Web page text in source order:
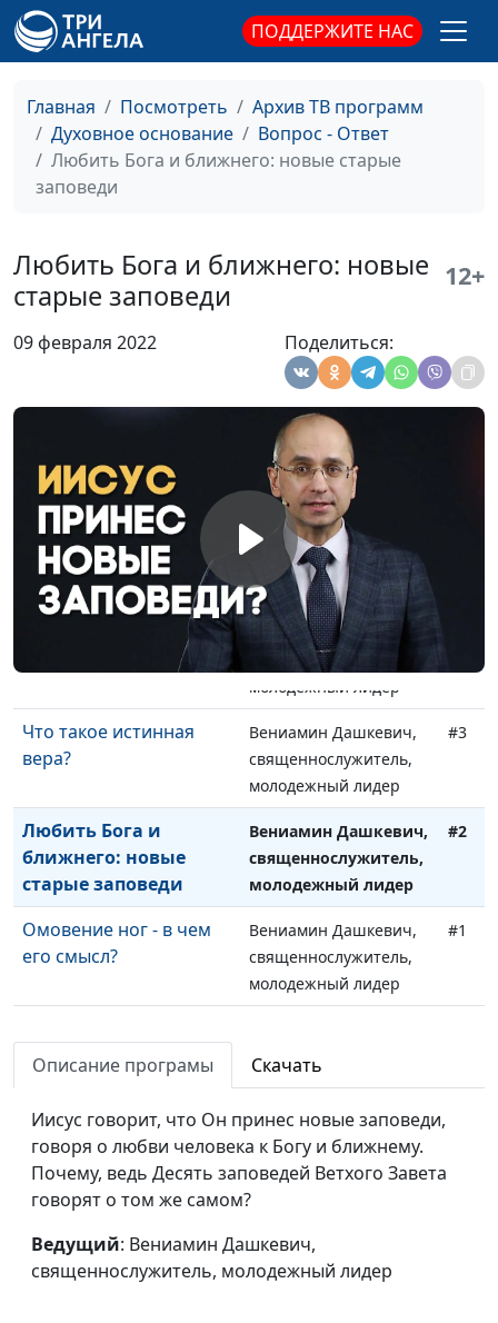
ПОДДЕРЖИТЕ НАС
Главная Посмотреть
Архив ТВ программ
Духовное основание
Вопрос - Ответ
Любить Бога и ближнего: новые старые
заповеди
Любить Бога и ближнего: новые
старые заповеди
12+
09 февраля 2022 Поделиться:
Мужья превосходят
своих жён?
Вениамин Дашкевич,
священнослужитель,
#10
Можно ли бояться и
любить Бога
одновременно?
Вениамин Дашкевич,
священнослужитель,
вместе с грешниками?
священнослужитель,
Кто такие бесы?
Вениамин Дашкевич,
священнослужитель,
молодежный лидер
Небесное?
Вениамин Дашкевич,
священнослужитель,
молодежный лидер
Можно ли разводиться
верующим?
Вениамин Дашкевич,
священнослужитель,
молодежный лидер
Вениамин Дашкевич,
священнослужитель,
молодежный лидер
Что такое истинная
вера?
Вениамин Дашкевич,
священнослужитель,
молодежный лидер
#3
Любить Бога и
ближнего: новые
старые заповеди
Вениамин Дашкевич,
священнослужитель,
молодежный лидер
#2
Омовение ног - в чем
его смысл?
Вениамин Дашкевич,
священнослужитель,
молодежный лидер
#1
Описание програмы Скачать
Иисус говорит, что Он принес новые заповеди,
говоря о любви человека к Богу и ближнему.
Почему, ведь Десять заповедей Ветхого Завета
говорят о том же самом?
Ведущий: Вениамин Дашкевич,
священнослужитель, молодежный лидер